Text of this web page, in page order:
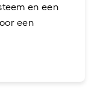
en een
een